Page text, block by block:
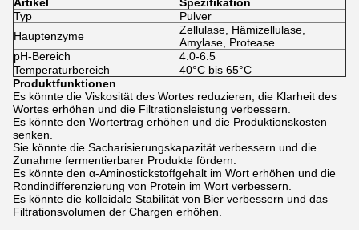
Typ
Pulver
Hauptenzyme
Zellulase, Hämizellulase,
Amylase, Protease
pH-Bereich
4.0-6.5
Temperaturbereich
40°C bis 65°C
Produktfunktionen
Es könnte die Viskosität des Wortes reduzieren, die Klarheit des
Wortes erhöhen und die Filtrationsleistung verbessern.
Es könnte den Wortertrag erhöhen und die Produktionskosten
senken.
Sie könnte die Sacharisierungskapazität verbessern und die
Zunahme fermentierbarer Produkte fördern.
Es könnte den α-Aminostickstoffgehalt im Wort erhöhen und die
Rondindifferenzierung von Protein im Wort verbessern.
Es könnte die kolloidale Stabilität von Bier verbessern und das
Filtrationsvolumen der Chargen erhöhen.